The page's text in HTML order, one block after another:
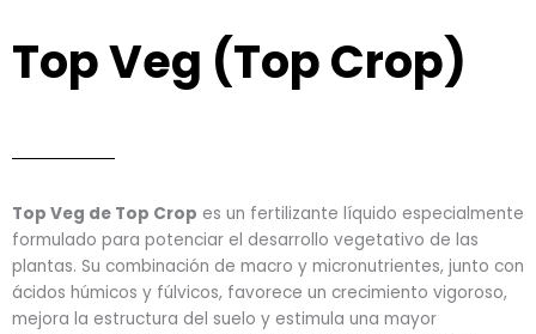
Top Veg (Top Crop)
Top Veg de Top Crop es un fertilizante líquido especialmente
formulado para potenciar el desarrollo vegetativo de las
plantas. Su combinación de macro y micronutrientes, junto con
ácidos húmicos y fúlvicos, favorece un crecimiento vigoroso,
mejora la estructura del suelo y estimula una mayor